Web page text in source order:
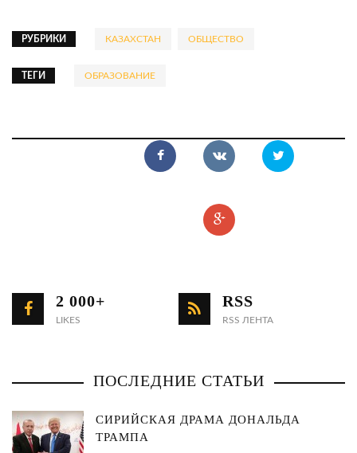
РУБРИКИ КАЗАХСТАН ОБЩЕСТВО
ТЕГИ ОБРАЗОВАНИЕ
2 000+
LIKES
RSS
RSS ЛЕНТА
ПОСЛЕДНИЕ СТАТЬИ
СИРИЙСКАЯ ДРАМА ДОНАЛЬДА
ТРАМПА